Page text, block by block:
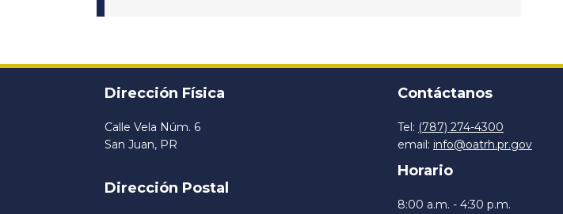
Dirección Física
Calle Vela Núm. 6
San Juan, PR
Dirección Postal
Contáctanos
Tel: (787) 274-4300
email: info@oatrh.pr.gov
Horario
8:00 a.m. - 4:30 p.m.